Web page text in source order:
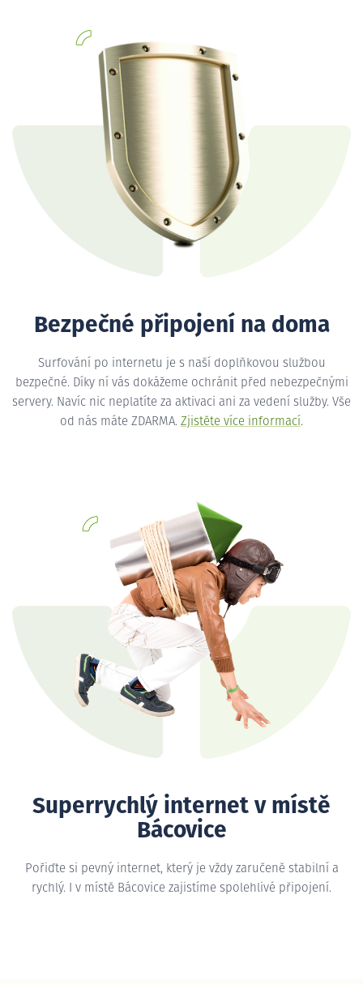
Bezpečné připojení na doma
Surfování po internetu je s naší doplňkovou službou
bezpečné. Díky ní vás dokážeme ochránit před nebezpečnými
servery. Navíc nic neplatíte za aktivaci ani za vedení služby. Vše
od nás máte ZDARMA. Zjistěte více informací.
Superrychlý internet v místě
Bácovice
Pořiďte si pevný internet, který je vždy zaručeně stabilní a
rychlý. I v místě Bácovice zajistíme spolehlivé připojení.